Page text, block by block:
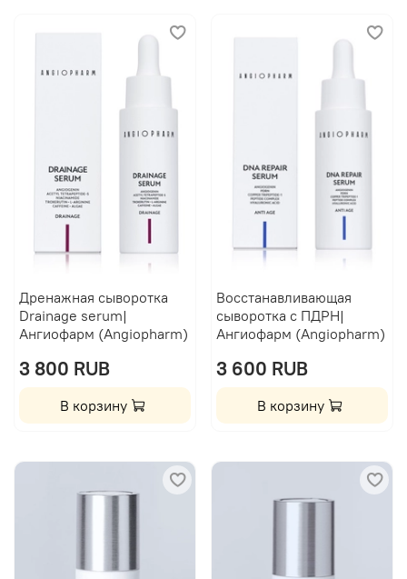
Дренажная сыворотка
Drainage serum|
Ангиофарм (Angiopharm)
3 800 RUB
В корзину
Восстанавливающая
сыворотка с ПДРН|
Ангиофарм (Angiopharm)
3 600 RUB
В корзину